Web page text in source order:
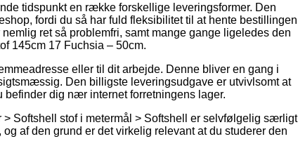
tidspunkt en række forskellige leveringsformer. Den
fordi du så har fuld fleksibilitet til at hente bestillingen
ret så problemfri, samt mange gange ligeledes den
145cm 17 Fuchsia – 50cm.
eller til dit arbejde. Denne bliver en gang i
Den billigste leveringsudgave er utvivlsomt at
dig nær internet forretningens lager.
Softshell stof i metermål > Softshell er selvfølgelig særligt
af den grund er det virkelig relevant at du studerer den